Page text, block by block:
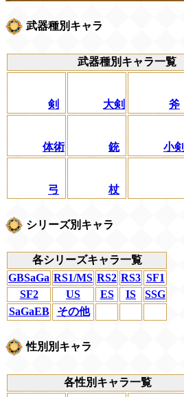
武器種別キャラ
武器種別キャラ一覧
剣 大剣 斧
体術 銃 小剣
弓 杖
シリーズ別キャラ
各シリーズキャラ一覧
GBSaGa RS1/MS RS2 RS3 SF1
SF2
US ES IS
SSG
SaGaEB
その他
性別別キャラ
各性別キャラ一覧